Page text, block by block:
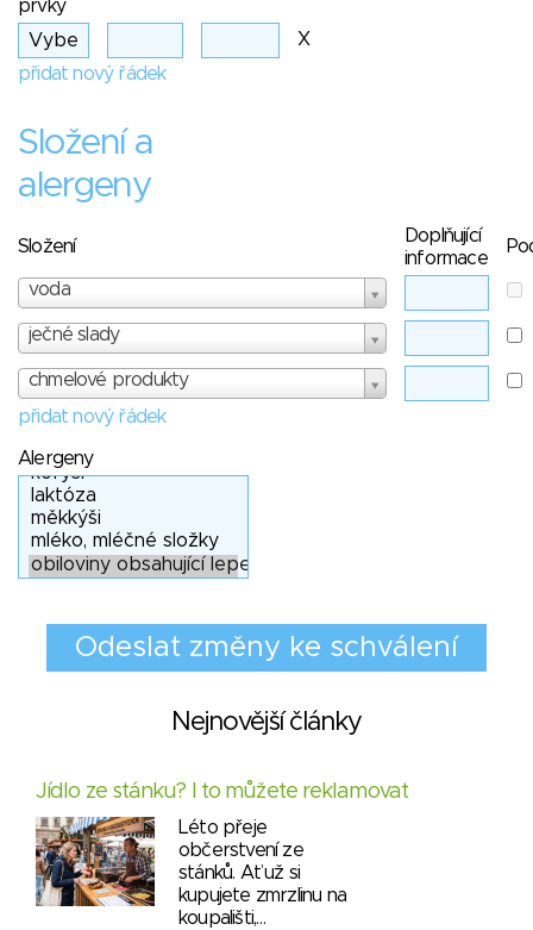
prvky
X
přidat nový řádek
Složení a
alergeny
Složení
Doplňující
informace
voda
ječné slady
chmelové produkty
přidat nový řádek
Alergeny
Nejnovější články
Jídlo ze stánku? I to můžete reklamovat
Léto přeje
občerstvení ze
stánků. Ať už si
kupujete zmrzlinu na
koupališti,…